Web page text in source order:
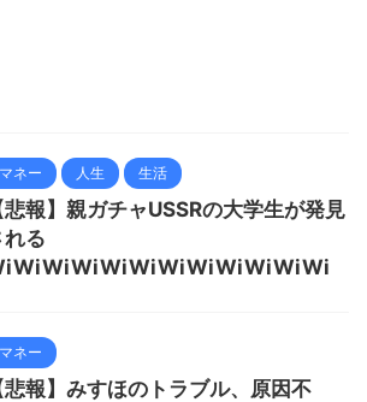
マネー 人生 生活
悲報】親ガチャUSSRの大学生が発見
れる
マネー
悲報】みすほのトラブル、原因不